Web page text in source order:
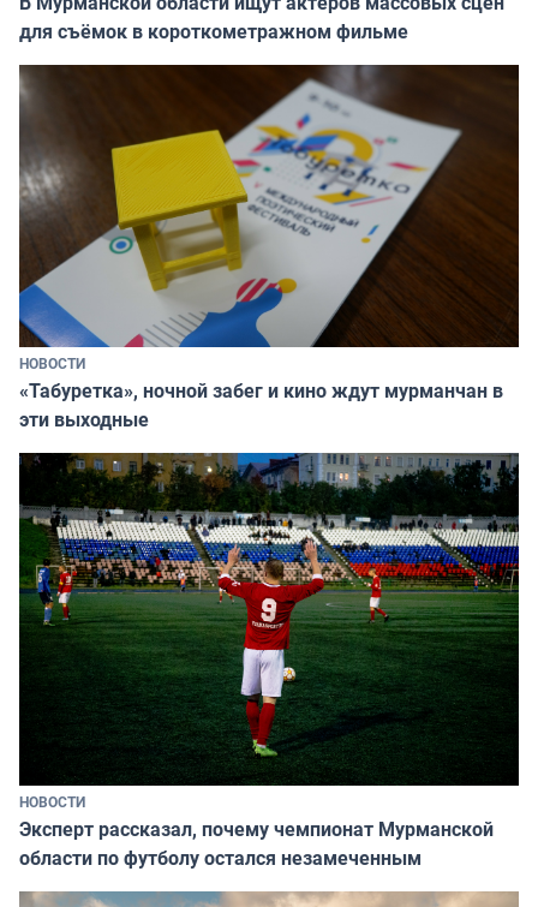
для съёмок в короткометражном фильме
НОВОСТИ
«Табуретка», ночной забег и кино ждут мурманчан в
эти выходные
НОВОСТИ
Эксперт рассказал, почему чемпионат Мурманской
области по футболу остался незамеченным